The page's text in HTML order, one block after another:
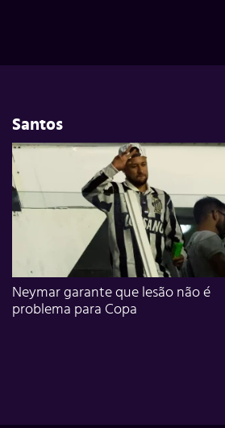
Santos
Neymar garante que lesão não é
problema para Copa